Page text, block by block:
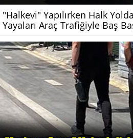
"Halkevi" Yapılırken Halk
Yayaları Araç Trafiğiyle Baş